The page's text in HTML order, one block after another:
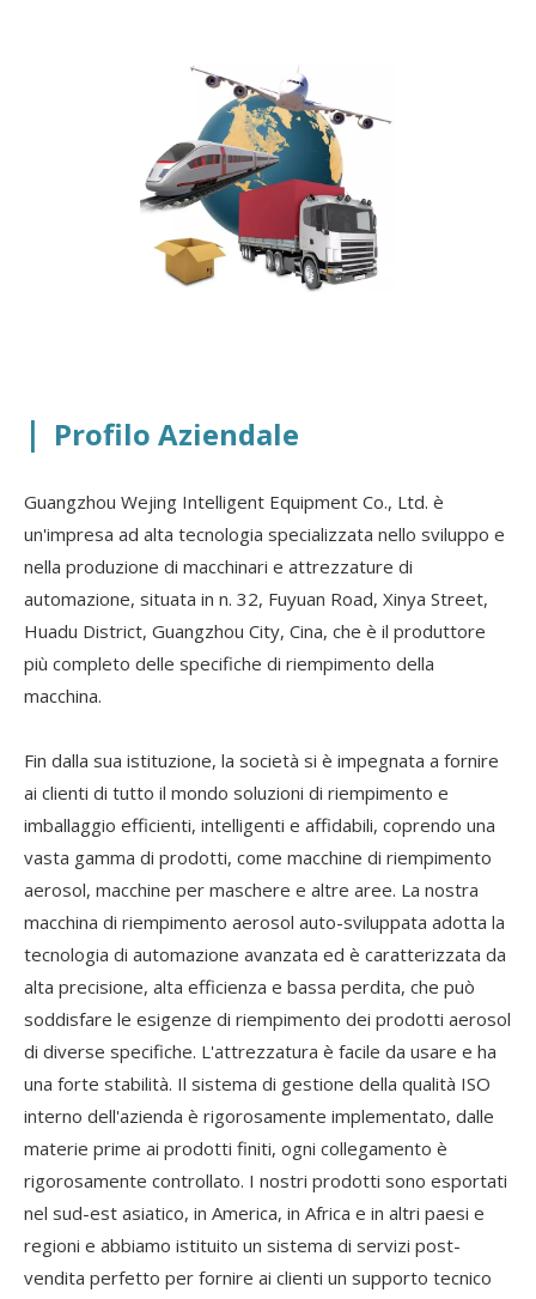
| Profilo Aziendale
Guangzhou Wejing Intelligent Equipment Co., Ltd. è
un'impresa ad alta tecnologia specializzata nello sviluppo e
nella produzione di macchinari e attrezzature di
automazione, situata in n. 32, Fuyuan Road, Xinya Street,
Huadu District, Guangzhou City, Cina, che è il produttore
più completo delle specifiche di riempimento della
macchina.
Fin dalla sua istituzione, la società si è impegnata a fornire
ai clienti di tutto il mondo soluzioni di riempimento e
imballaggio efficienti, intelligenti e affidabili, coprendo una
vasta gamma di prodotti, come macchine di riempimento
aerosol, macchine per maschere e altre aree. La nostra
macchina di riempimento aerosol auto-sviluppata adotta la
tecnologia di automazione avanzata ed è caratterizzata da
alta precisione, alta efficienza e bassa perdita, che può
soddisfare le esigenze di riempimento dei prodotti aerosol
di diverse specifiche. L'attrezzatura è facile da usare e ha
una forte stabilità. Il sistema di gestione della qualità ISO
interno dell'azienda è rigorosamente implementato, dalle
materie prime ai prodotti finiti, ogni collegamento è
rigorosamente controllato. I nostri prodotti sono esportati
nel sud-est asiatico, in America, in Africa e in altri paesi e
regioni e abbiamo istituito un sistema di servizi post-
vendita perfetto per fornire ai clienti un supporto tecnico